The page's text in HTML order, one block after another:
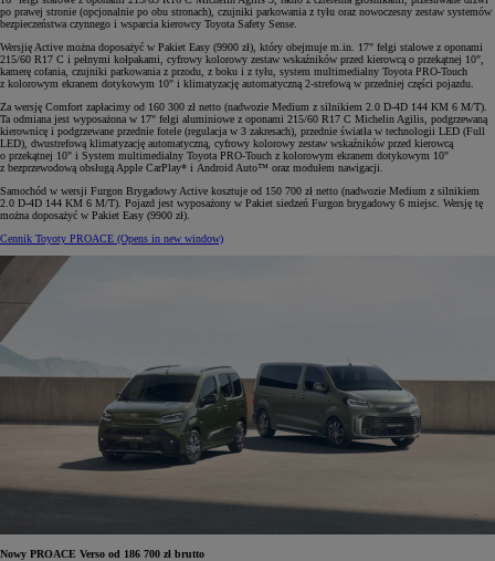
po prawej stronie (opcjonalnie po obu stronach), czujniki parkowania z tyłu oraz nowoczesny zestaw systemów
bezpieczeństwa czynnego i wsparcia kierowcy Toyota Safety Sense.
Wersjię Active można doposażyć w Pakiet Easy (9900 zł), który obejmuje m.in. 17" felgi stalowe z oponami
215/60 R17 C i pełnymi kołpakami, cyfrowy kolorowy zestaw wskaźników przed kierowcą o przekątnej 10",
kamerę cofania, czujniki parkowania z przodu, z boku i z tyłu, system multimedialny Toyota PRO-Touch
z kolorowym ekranem dotykowym 10" i klimatyzację automatyczną 2-strefową w przedniej części pojazdu.
Za wersję Comfort zapłacimy od 160 300 zł netto (nadwozie Medium z silnikiem 2.0 D-4D 144 KM 6 M/T).
Ta odmiana jest wyposażona w 17" felgi aluminiowe z oponami 215/60 R17 C Michelin Agilis, podgrzewaną
kierownicę i podgrzewane przednie fotele (regulacja w 3 zakresach), przednie światła w technologii LED (Full
LED), dwustrefową klimatyzację automatyczną, cyfrowy kolorowy zestaw wskaźników przed kierowcą
o przekątnej 10" i System multimedialny Toyota PRO-Touch z kolorowym ekranem dotykowym 10"
z bezprzewodową obsługą Apple CarPlay* i Android Auto™ oraz modułem nawigacji.
Samochód w wersji Furgon Brygadowy Active kosztuje od 150 700 zł netto (nadwozie Medium z silnikiem
2.0 D-4D 144 KM 6 M/T). Pojazd jest wyposażony w Pakiet siedzeń Furgon brygadowy 6 miejsc. Wersję tę
można doposażyć w Pakiet Easy (9900 zł).
Cennik Toyoty PROACE (Opens in new window)
Nowy PROACE Verso od 186 700 zł brutto